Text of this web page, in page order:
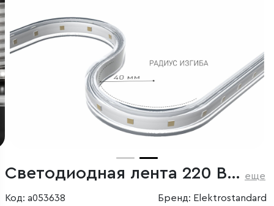
Светодиодная лента 220 В 8 Вт/м 60 Led/м 2835 IP65, холодный белый 6500K, 50 м еще
Код: a053638 Бренд: Elektrostandard